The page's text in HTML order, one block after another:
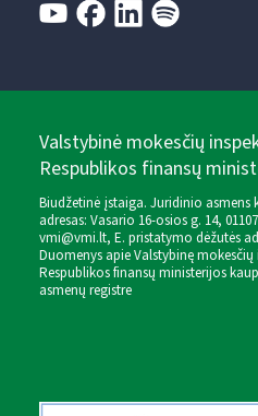
Valstybinė mokesčių
Respublikos finansų
Biudžetinė įstaiga. Juridinio asmens
adresas: Vasario 16-osios g. 14,
vmi@vmi.lt, E. pristatymo dėžutės
Duomenys apie Valstybinę
Respublikos finansų ministerijos
asmenų registre